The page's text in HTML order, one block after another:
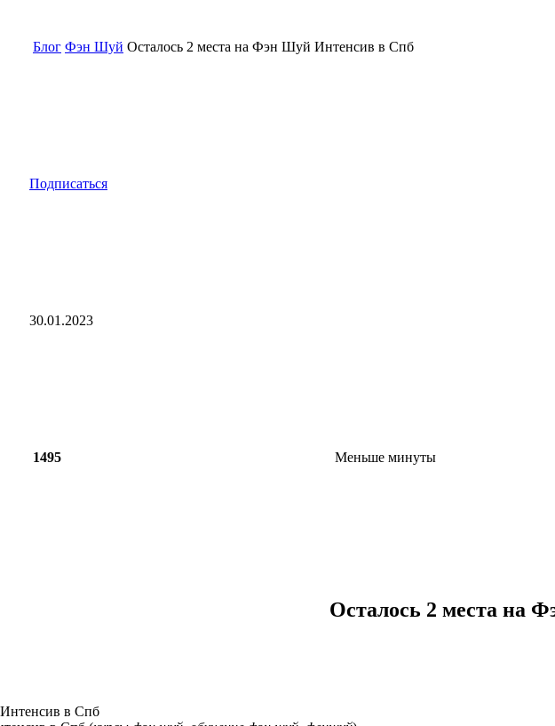
Блог Фэн Шуй Осталось 2 места на Фэн Шуй Интенсив в Спб
Подписаться
30.01.2023
1495 Меньше минуты
Осталось 2 места на